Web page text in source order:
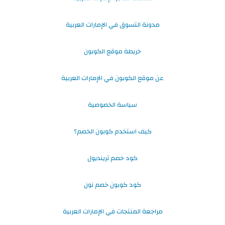
مدونة التسوق في الإمارات العربية
خريطة موقع الكوبون
عن موقع الكوبون في الإمارات العربية
سياسة الخصوصية
كيف استخدم كوبون الخصم؟
كود خصم ترينديول
كود كوبون خصم نون
مراجعة المنتجات في الإمارات العربية